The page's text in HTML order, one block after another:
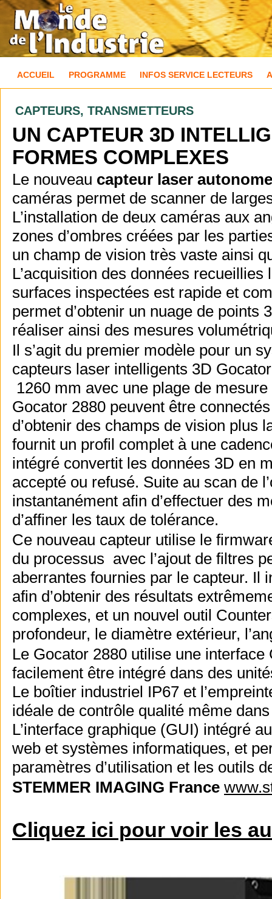
ACCUEIL PROGRAMME INFOS SERVICE LECTEURS
CAPTEURS, TRANSMETTEURS
UN CAPTEUR 3D
FORMES COMPLEXES
Le nouveau capteur laser
caméras permet de scanner de
L’installation de deux caméras aux
zones d’ombres créées par les
un champ de vision très vaste ainsi
L’acquisition des données
surfaces inspectées est rapide et
permet d’obtenir un nuage de points
réaliser ainsi des mesures
Il s’agit du premier modèle pour un
capteurs laser intelligents 3D
1260 mm avec une plage de
Gocator 2880 peuvent être
d’obtenir des champs de vision
fournit un profil complet à une
intégré convertit les données 3D en
accepté ou refusé. Suite au scan de
instantanément afin d’effectuer des
d’affiner les taux de tolérance.
Ce nouveau capteur utilise le
du processus avec l’ajout de filtres
aberrantes fournies par le capteur. Il
afin d’obtenir des résultats
complexes, et un nouvel outil
profondeur, le diamètre extérieur,
Le Gocator 2880 utilise une
facilement être intégré dans des
Le boîtier industriel IP67 et
idéale de contrôle qualité même
L’interface graphique (GUI) intégré
web et systèmes informatiques, et
paramètres d’utilisation et les outils
STEMMER IMAGING France
Cliquez ici pour voir les